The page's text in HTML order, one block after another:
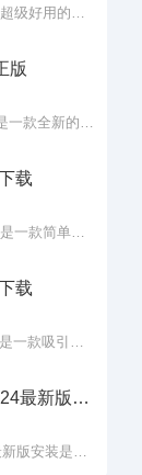
版本或者是
级好用的二
员权益，各
着超多二次
次元用户的
来99seo下
版
一款全新的实
购买，吃的
非常实惠，
的从中将自
出来，也支
的你来说肯
载
一款简单有
虽然带着欺
的游戏体验
的欢乐程度
都是如此，
载
一款吸引了
下载软件中
样的兴趣社
等各个领域
道合的小伙
最新版安
版安装是一